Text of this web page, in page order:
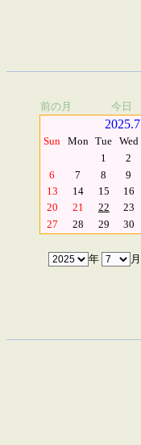
前の月 今日
2025.7
Sun Mon Tue Wed
1
2
6
7 8 9
13
14 15 16
20
21 22 23
27
28 29 30
年 月